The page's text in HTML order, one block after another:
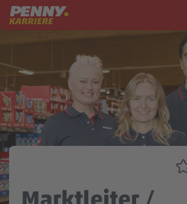
Zum Inhalt springen
Startseite
PENNY als
Ausbildung
Markt
Zentrale & Vertrieb